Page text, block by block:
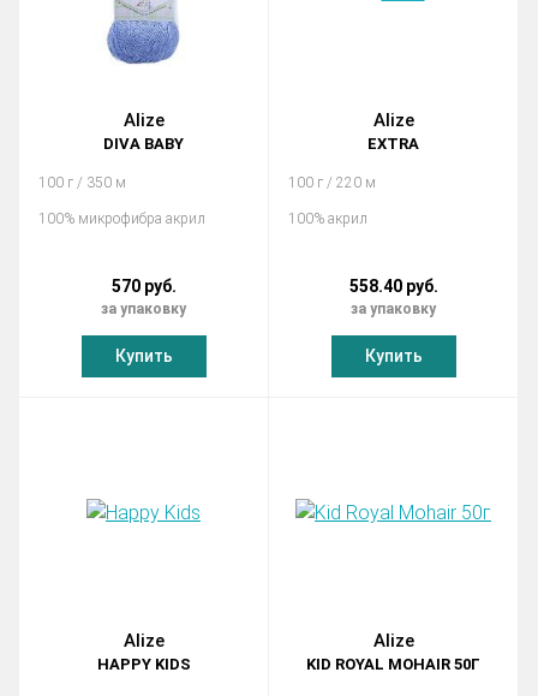
Alize
DIVA BABY
100 г / 350 м
100% микрофибра акрил
570 руб.
за упаковку
Купить
Alize
EXTRA
100 г / 220 м
100% акрил
558.40 руб.
за упаковку
Купить
Alize
HAPPY KIDS
Alize
KID ROYAL MOHAIR 50Г